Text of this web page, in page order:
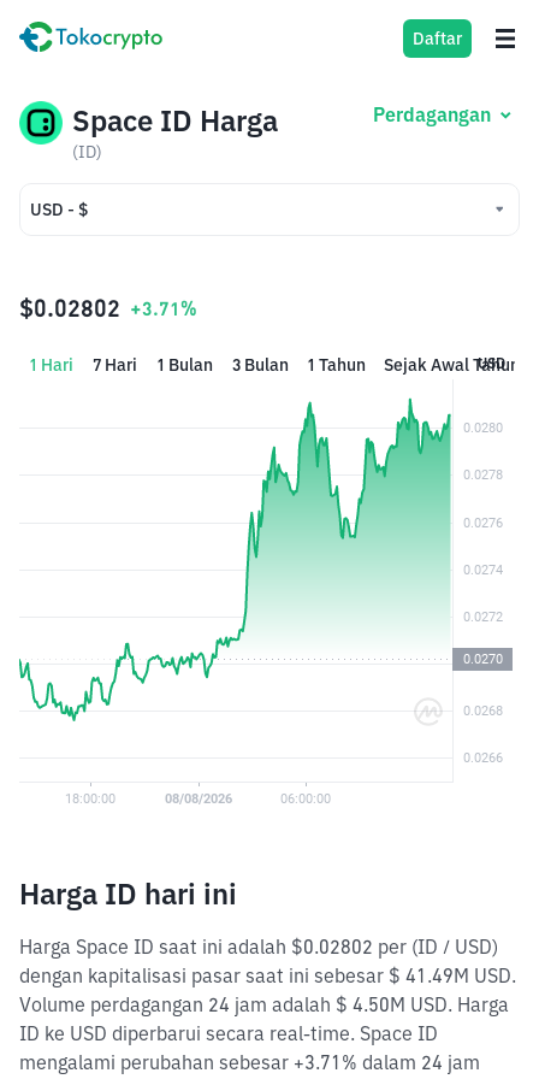
Daftar
Space ID Harga
(ID)
Perdagangan
USD - $
IDR - Rp
$0.02802 +3.71%
1 Hari 7 Hari 1 Bulan 3 Bulan 1 Tahun Sejak Awal Tahun
USD
Harga ID hari ini
Harga Space ID saat ini adalah $0.02802 per (ID / USD)
dengan kapitalisasi pasar saat ini sebesar $ 41.49M USD.
Volume perdagangan 24 jam adalah $ 4.50M USD. Harga
ID ke USD diperbarui secara real-time. Space ID
mengalami perubahan sebesar +3.71% dalam 24 jam